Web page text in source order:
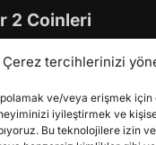
Çerez tercihlerinizi
ve/veya erişmek için
iyileştirmek ve
Bu teknolojilere izin
2 Coinleri
Zeka (AI) Coinleri
Coinleri